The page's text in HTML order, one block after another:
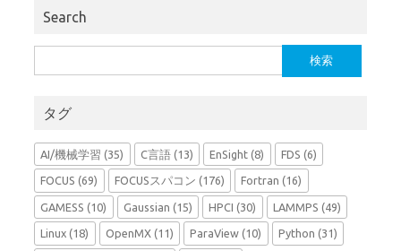
Search
索:
タグ
AI/機械学習 (35) C言語(13) EnSight (8) FDS (6)
FOCUS (69) FOCUSスパコン (176) Fortran (16)
GAMESS (10) Gaussian (15) HPCI (30) LAMMPS (49)
Linux (18) OpenMX(11) ParaView (10) Python (31)